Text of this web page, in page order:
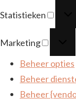
Statistieken
Marketing
Beheer opties
Beheer
Beheer